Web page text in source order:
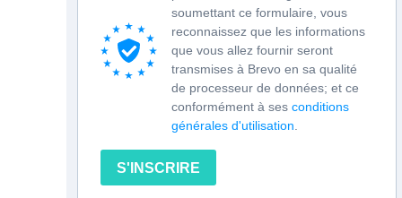
soumettant ce formulaire, vous
reconnaissez que les informations
que vous allez fournir seront
transmises à Brevo en sa qualité
de processeur de données; et ce
conformément à ses conditions
générales d'utilisation.
S'INSCRIRE